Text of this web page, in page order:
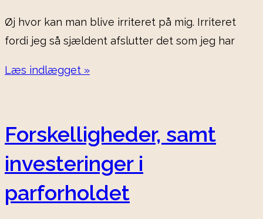
Øj hvor kan man blive irriteret på mig. Irriteret
fordi jeg så sjældent afslutter det som jeg har
Læs indlægget »
Forskelligheder, samt
investeringer i
parforholdet